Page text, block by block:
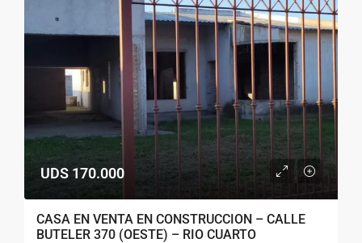
UDS 170.000
CASA EN VENTA EN CONSTRUCCION – CALLE
BUTELER 370 (OESTE) – RIO CUARTO